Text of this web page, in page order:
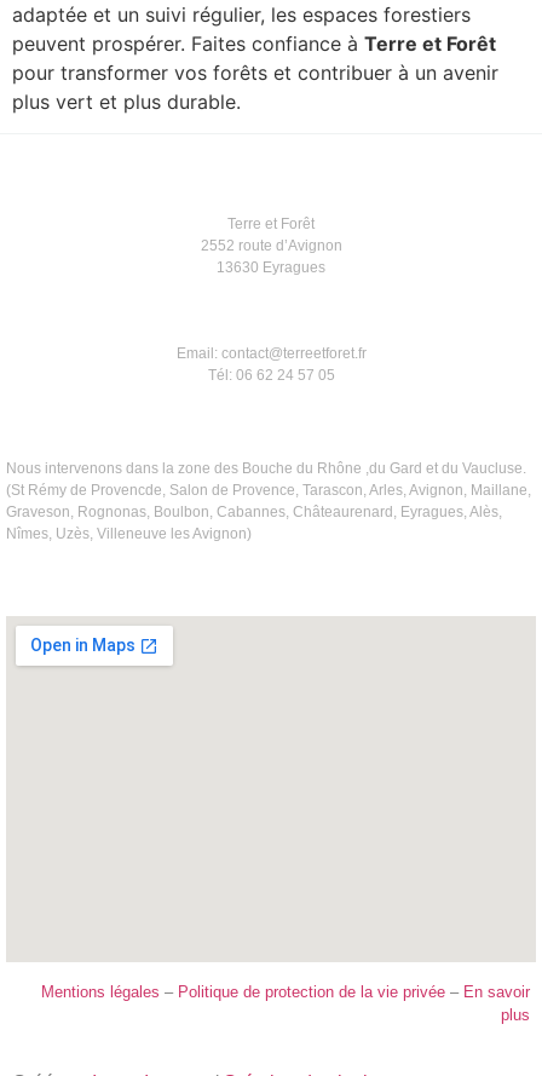
adaptée et un suivi régulier, les espaces forestiers
peuvent prospérer. Faites confiance à Terre et Forêt
pour transformer vos forêts et contribuer à un avenir
plus vert et plus durable.
Terre et Forêt
2552 route d’Avignon
13630 Eyragues
Email: contact@terreetforet.fr
Tél: 06 62 24 57 05
Nous intervenons dans la zone des Bouche du Rhône ,du Gard et du Vaucluse.
(St Rémy de Provencde, Salon de Provence, Tarascon, Arles, Avignon, Maillane,
Graveson, Rognonas, Boulbon, Cabannes, Châteaurenard, Eyragues, Alès,
Nîmes, Uzès, Villeneuve les Avignon)
Mentions légales – Politique de protection de la vie privée – En savoir
plus